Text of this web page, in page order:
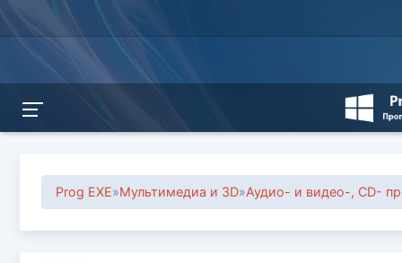
Prog EXE»Мультимедиа и 3D»Аудио- и видео-, CD-